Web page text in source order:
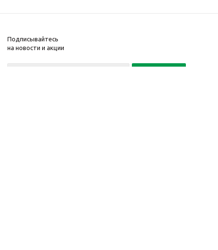
Подписывайтесь
на новости и акции